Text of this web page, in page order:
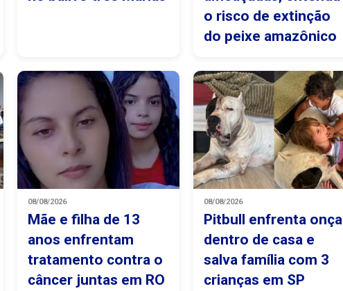
o risco de extinção
do peixe amazônico
08/08/2026
Mãe e filha de 13
anos enfrentam
tratamento contra o
câncer juntas em RO
08/08/2026
Pitbull enfrenta onça
dentro de casa e
salva família com 3
crianças em SP